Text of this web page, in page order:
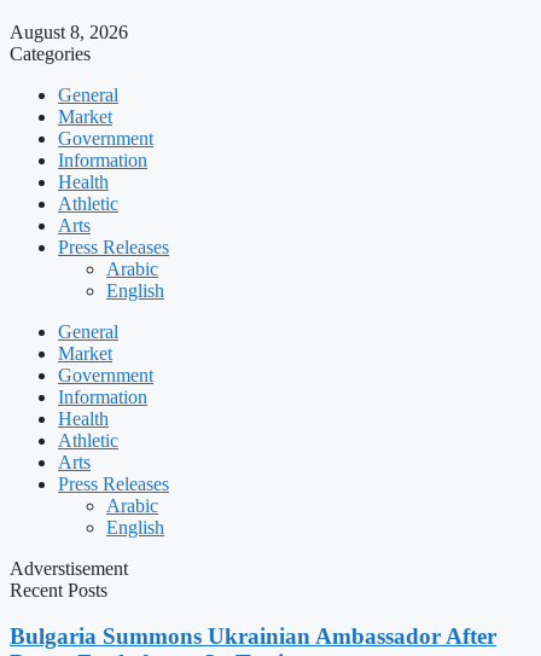
August 8, 2026
Categories
General
Market
Government
Information
Health
Athletic
Arts
Press Releases
Arabic
English
General
Market
Government
Information
Health
Athletic
Arts
Press Releases
Arabic
English
Adverstisement
Recent Posts
Bulgaria Summons Ukrainian Ambassador After